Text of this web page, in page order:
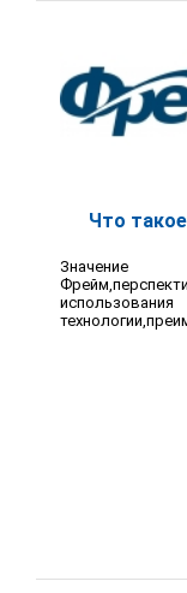
Что
использования